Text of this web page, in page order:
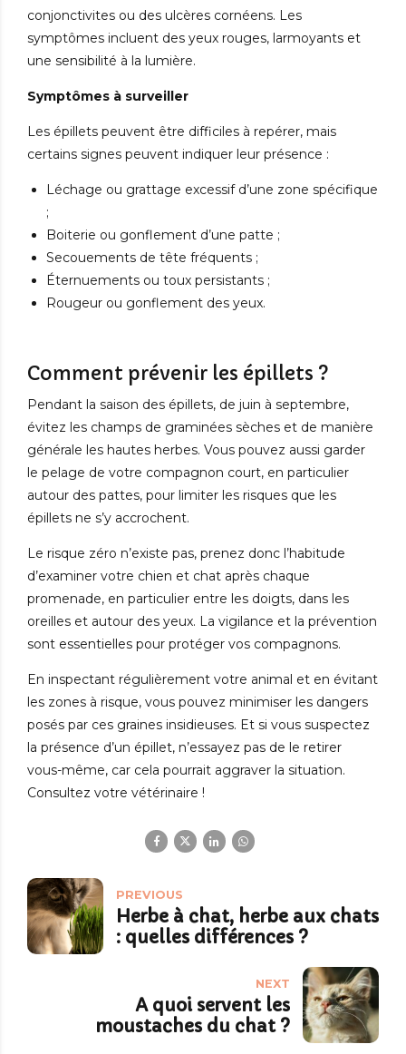
conjonctivites ou des ulcères cornéens. Les
symptômes incluent des yeux rouges, larmoyants et
une sensibilité à la lumière.
Symptômes à surveiller
Les épillets peuvent être difficiles à repérer, mais
certains signes peuvent indiquer leur présence :
Léchage ou grattage excessif d’une zone spécifique
;
Boiterie ou gonflement d’une patte ;
Secouements de tête fréquents ;
Éternuements ou toux persistants ;
Rougeur ou gonflement des yeux.
Comment prévenir les épillets ?
Pendant la saison des épillets, de juin à septembre,
évitez les champs de graminées sèches et de manière
générale les hautes herbes. Vous pouvez aussi garder
le pelage de votre compagnon court, en particulier
autour des pattes, pour limiter les risques que les
épillets ne s’y accrochent.
Le risque zéro n’existe pas, prenez donc l’habitude
d’examiner votre chien et chat après chaque
promenade, en particulier entre les doigts, dans les
oreilles et autour des yeux. La vigilance et la prévention
sont essentielles pour protéger vos compagnons.
En inspectant régulièrement votre animal et en évitant
les zones à risque, vous pouvez minimiser les dangers
posés par ces graines insidieuses. Et si vous suspectez
la présence d’un épillet, n’essayez pas de le retirer
vous-même, car cela pourrait aggraver la situation.
Consultez votre vétérinaire !
PREVIOUS
Herbe à chat, herbe aux chats
: quelles différences ?
NEXT
A quoi servent les
moustaches du chat ?